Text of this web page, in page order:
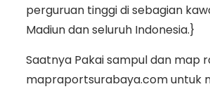
perguruan tinggi di sebagian
Madiun dan seluruh Indonesia.}
Saatnya Pakai sampul dan map
mapraportsurabaya.com untuk